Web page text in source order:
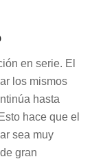
en serie. El
los mismos
hasta
hace que el
sea muy
gran